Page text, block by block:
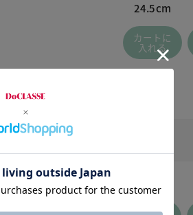
24.5cm
カートに
入れる
バーガンディー / 380
カートに